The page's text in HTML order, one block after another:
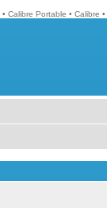
• Calibre Portable • Calibre •